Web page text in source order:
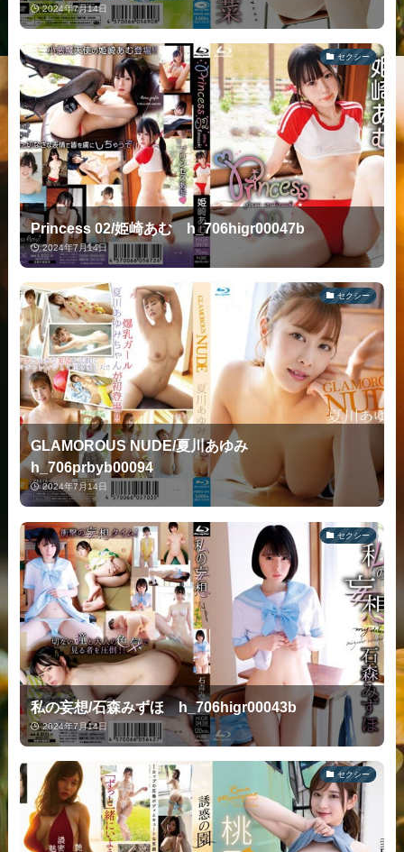
2024年7月14日
セクシー
Princess 02/姫崎あむ h_706higr00047b
2024年7月14日
セクシー
GLAMOROUS NUDE/夏川あゆみ
h_706prbyb00094
2024年7月14日
セクシー
私の妄想/石森みずほ h_706higr00043b
2024年7月14日
セクシー